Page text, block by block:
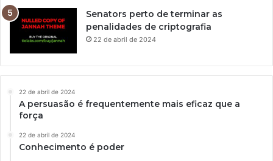
Senators perto de terminar as
penalidades de criptografia
22 de abril de 2024
22 de abril de 2024
A persuasão é frequentemente mais eficaz que a
força
22 de abril de 2024
Conhecimento é poder